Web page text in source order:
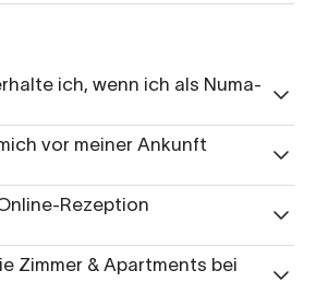
ich, wenn ich als Numa-
vor meiner Ankunft
Rezeption
Zimmer & Apartments bei